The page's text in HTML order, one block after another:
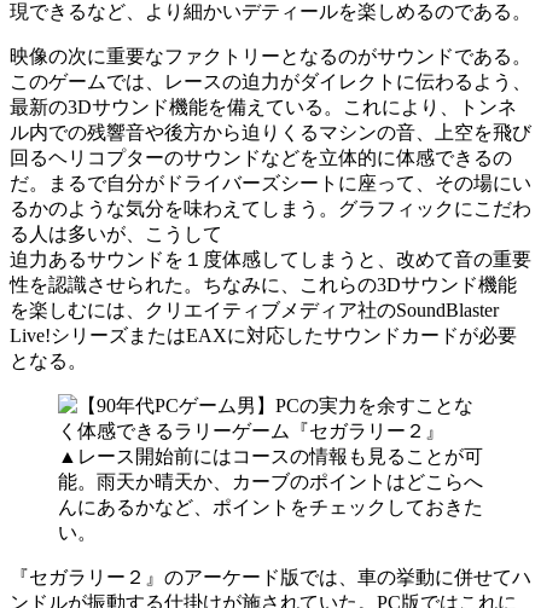
現できるなど、より細かいデティールを楽しめるのである。
映像の次に重要なファクトリーとなるのがサウンドである。
このゲームでは、レースの迫力がダイレクトに伝わるよう、
最新の3Dサウンド機能を備えている。これにより、トンネ
ル内での残響音や後方から迫りくるマシンの音、上空を飛び
回るヘリコプターのサウンドなどを立体的に体感できるの
だ。まるで自分がドライバーズシートに座って、その場にい
るかのような気分を味わえてしまう。グラフィックにこだわ
る人は多いが、こうして
迫力あるサウンドを１度体感してしまうと、改めて音の重要
性を認識させられた。ちなみに、これらの3Dサウンド機能
を楽しむには、クリエイティブメディア社のSoundBlaster
Live!シリーズまたはEAXに対応したサウンドカードが必要
となる。
▲レース開始前にはコースの情報も見ることが可
能。雨天か晴天か、カーブのポイントはどこらへ
んにあるかなど、ポイントをチェックしておきた
い。
『セガラリー２』のアーケード版では、車の挙動に併せてハ
ンドルが振動する仕掛けが施されていた。PC版ではこれに